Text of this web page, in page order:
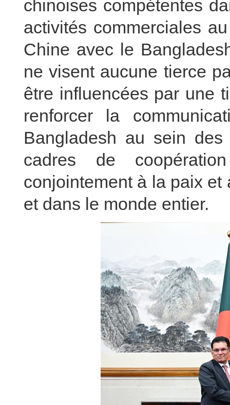
chinoises compétentes
activités commerciales
Chine avec le
ne visent aucune tierce
être influencées par une
renforcer la
Bangladesh au sein
cadres de
conjointement à la paix
et dans le monde entier.